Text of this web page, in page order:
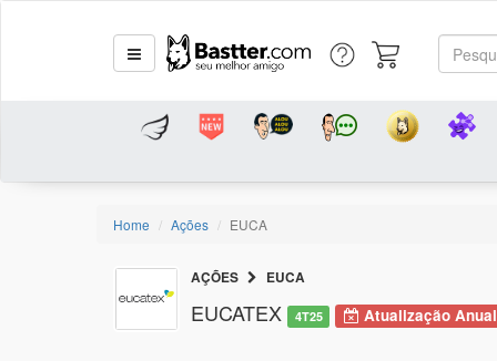
Home Ações EUCA
AÇÕES EUCA
EUCATEX 4T25 Atualização Anual